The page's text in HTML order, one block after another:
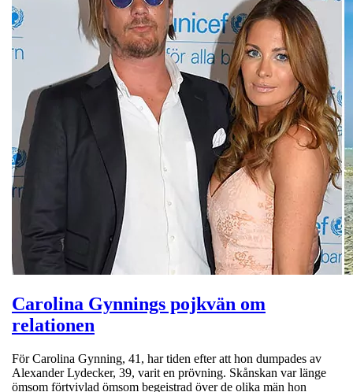
Carolina Gynnings pojkvän om
relationen
För Carolina Gynning, 41, har tiden efter att hon dumpades av
Alexander Lydecker, 39, varit en prövning. Skånskan var länge
ömsom förtvivlad ömsom begeistrad över de olika män hon